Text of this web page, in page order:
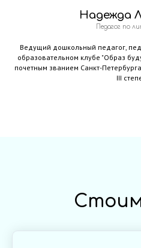
Надежда
Педагог по
Ведущий дошкольный педагог,
образовательном клубе "Образ
почетным званием Санкт-
III